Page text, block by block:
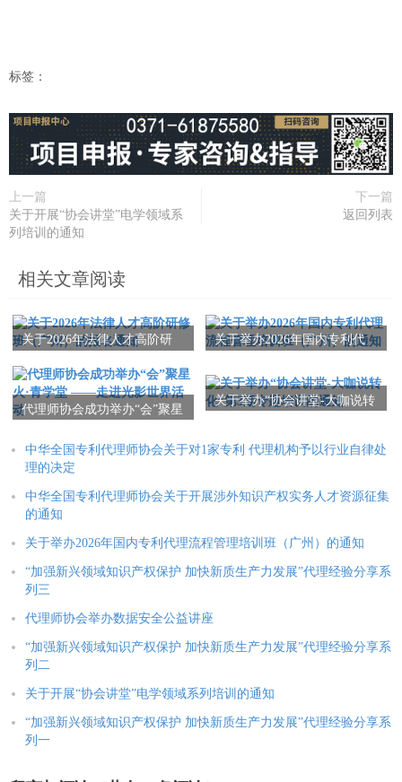
标签：
上一篇
关于开展“协会讲堂”电学领域系
列培训的通知
下一篇
返回列表
相关文章阅读
关于2026年法律人才高阶研
关于举办2026年国内专利代
的通知
代理师协会成功举办“会”聚星
活动
关于举办“协会讲堂-大咖说转
中华全国专利代理师协会关于对1家专利 代理机构予以行业自律处
理的决定
中华全国专利代理师协会关于开展涉外知识产权实务人才资源征集
的通知
关于举办2026年国内专利代理流程管理培训班（广州）的通知
“加强新兴领域知识产权保护 加快新质生产力发展”代理经验分享系
列三
代理师协会举办数据安全公益讲座
“加强新兴领域知识产权保护 加快新质生产力发展”代理经验分享系
列二
关于开展“协会讲堂”电学领域系列培训的通知
“加强新兴领域知识产权保护 加快新质生产力发展”代理经验分享系
列一